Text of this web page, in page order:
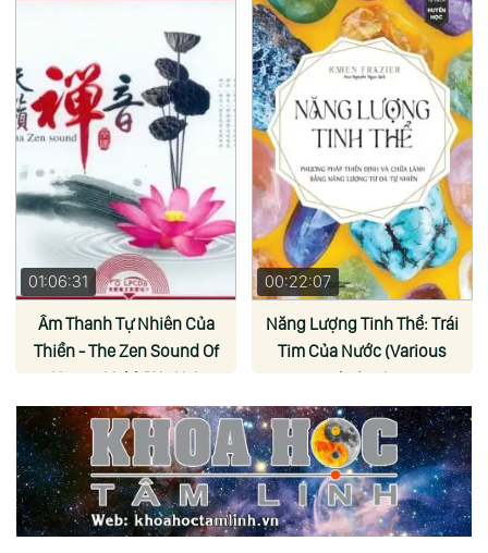
01:06:31
Âm Thanh Tự Nhiên Của
Thiền - The Zen Sound Of
Nature Vol.1 (Wu Na)
00:22:07
Năng Lượng Tinh Thể: Trái
Tim Của Nước (Various
Artists)